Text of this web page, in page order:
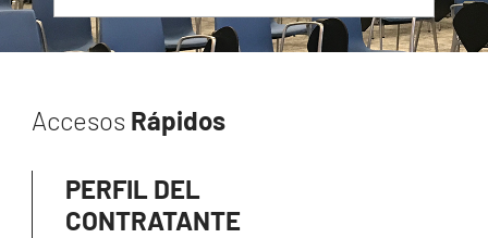
Accesos Rápidos
PERFIL DEL
CONTRATANTE